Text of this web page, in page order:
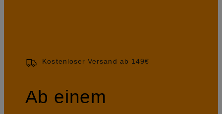
Kostenloser Versand ab 149€
Ab einem